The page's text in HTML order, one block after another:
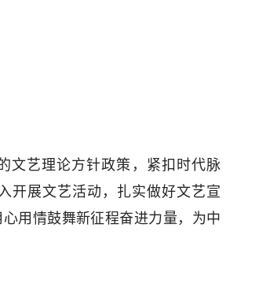
文艺理论方针政策，紧扣时代脉
开展文艺活动，扎实做好文艺宣
用情鼓舞新征程奋进力量，为中